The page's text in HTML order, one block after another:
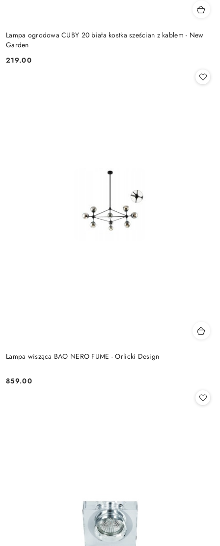
Lampa ogrodowa CUBY 20 biała kostka sześcian z kablem - New
Garden
Cena:
219.00
Lampa wisząca BAO NERO FUME - Orlicki Design
Cena:
859.00